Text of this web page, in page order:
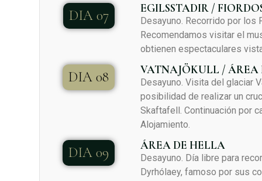
DIA 07 EGILSSTADIR /
Desayuno. Recorrido por los
Recomendamos visitar el
obtienen espectaculares
DIA 08 VATNAJÖKULL / ÁREA
Desayuno. Visita del glaciar
posibilidad de realizar un
Skaftafell. Continuación por
Alojamiento.
DIA 09 ÁREA DE HELLA
Desayuno. Día libre para
Dyrhólaey, famoso por sus